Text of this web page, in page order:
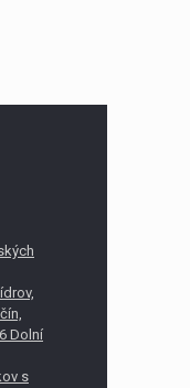
Dolní
s